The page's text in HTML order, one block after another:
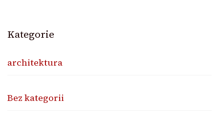
Kategorie
architektura
Bez kategorii